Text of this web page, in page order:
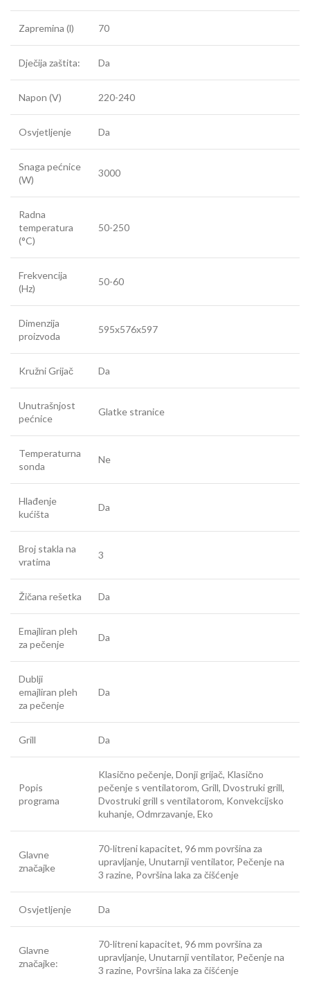
Zapremina (l) 70
Dječija zaštita: Da
Napon (V) 220-240
Osvjetljenje Da
Snaga pećnice
(W)
3000
Radna
temperatura
(°C)
50-250
Frekvencija
(Hz)
50-60
Dimenzija
proizvoda
595x576x597
Kružni Grijač Da
Unutrašnjost
pećnice
Glatke stranice
Temperaturna
sonda
Ne
Hlađenje
kućišta
Da
Broj stakla na
vratima
3
Žičana rešetka Da
Emajliran pleh
za pečenje
Da
Dublji
emajliran pleh
za pečenje
Da
Grill Da
Popis
programa
Klasično pečenje, Donji grijač, Klasično
pečenje s ventilatorom, Grill, Dvostruki grill,
Dvostruki grill s ventilatorom, Konvekcijsko
kuhanje, Odmrzavanje, Eko
Glavne
značajke
70-litreni kapacitet, 96 mm površina za
upravljanje, Unutarnji ventilator, Pečenje na
3 razine, Površina laka za čišćenje
Osvjetljenje Da
Glavne
značajke:
70-litreni kapacitet, 96 mm površina za
upravljanje, Unutarnji ventilator, Pečenje na
3 razine, Površina laka za čišćenje